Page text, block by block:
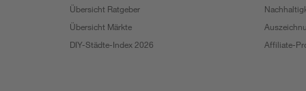
Übersicht Ratgeber
Übersicht Märkte
DIY-Städte-Index 2026
Affiliate-